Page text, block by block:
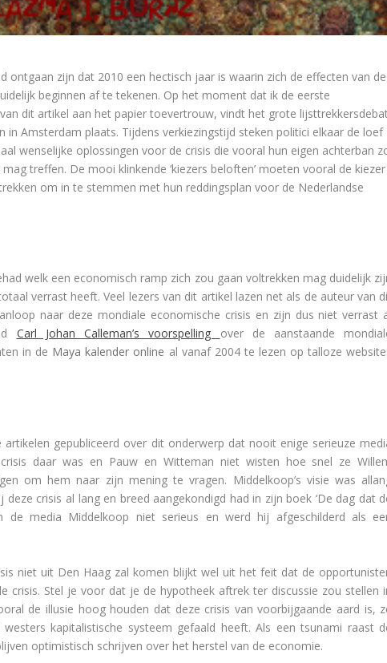
ontgaan zijn dat 2010 een hectisch jaar is waarin zich de effecten van de
beginnen af te tekenen. Op het moment dat ik de eerste
dit artikel aan het papier toevertrouw, vindt het grote
in Amsterdam plaats. Tijdens verkiezingstijd steken politici elkaar de loef
wenselijke oplossingen voor de crisis die vooral hun eigen achterban
treffen. De mooi klinkende ‘kiezers beloften’ moeten vooral de kiezer
om in te stemmen met hun reddingsplan voor de Nederlandse
welk een economisch ramp zich zou gaan voltrekken mag duidelijk
verrast heeft. Veel lezers van dit artikel lazen net als de auteur van
naar deze mondiale economische crisis en zijn dus niet verrast
Carl Johan Calleman’s voorspelling over de aanstaande
in de Maya kalender online al vanaf 2004 te lezen op talloze
gepubliceerd over dit onderwerp dat nooit enige serieuze
daar was en Pauw en Witteman niet wisten hoe snel ze
om hem naar zijn mening te vragen. Middelkoop’s visie was
crisis al lang en breed aangekondigd had in zijn boek ‘De dag dat
de media Middelkoop niet serieus en werd hij afgeschilderd als
niet uit Den Haag zal komen blijkt wel uit het feit dat de
crisis. Stel je voor dat je de hypotheek aftrek ter discussie zou stellen
de illusie hoog houden dat deze crisis van voorbijgaande aard is,
kapitalistische systeem gefaald heeft. Als een tsunami raast
optimistisch schrijven over het herstel van de economie.